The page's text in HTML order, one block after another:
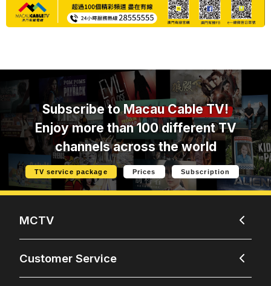
Subscribe toMacau Cable TV!
Enjoy more than 100 different TV
channels across the world
TV service package Prices Subscription
MCTV
Customer Service